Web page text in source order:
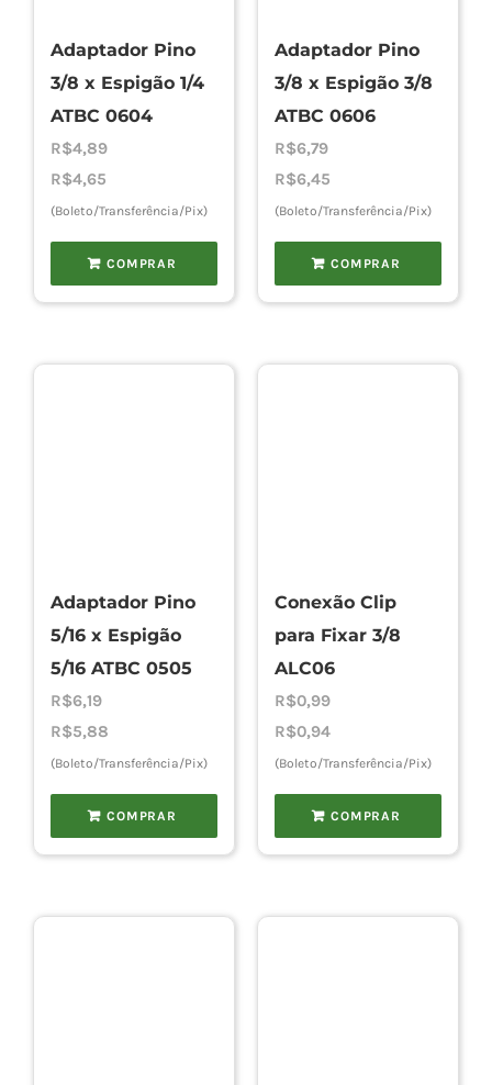
Adaptador Pino
3/8 x Espigão 1/4
ATBC 0604
R$4,89
R$4,65
(Boleto/Transferência/Pix)
COMPRAR
Adaptador Pino
3/8 x Espigão 3/8
ATBC 0606
R$6,79
R$6,45
(Boleto/Transferência/Pix)
COMPRAR
Adaptador Pino
5/16 x Espigão
5/16 ATBC 0505
R$6,19
R$5,88
(Boleto/Transferência/Pix)
COMPRAR
Conexão Clip
para Fixar 3/8
ALC06
R$0,99
R$0,94
(Boleto/Transferência/Pix)
COMPRAR